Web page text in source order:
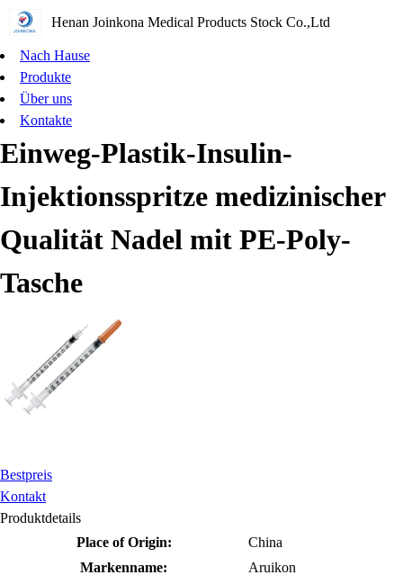
Henan Joinkona Medical Products Stock Co.,Ltd
Nach Hause
Produkte
Über uns
Kontakte
Einweg-Plastik-Insulin-
Injektionsspritze medizinischer
Qualität Nadel mit PE-Poly-
Tasche
Bestpreis
Kontakt
Produktdetails
Place of Origin:
China
Markenname:
Aruikon